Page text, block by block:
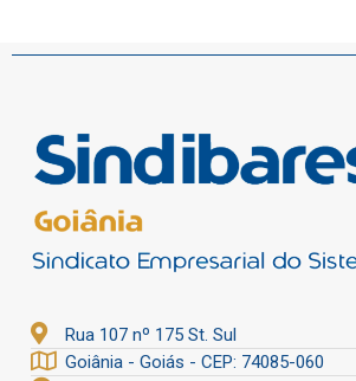
Rua 107 nº 175 St. Sul
Goiânia - Goiás - CEP: 74085-060